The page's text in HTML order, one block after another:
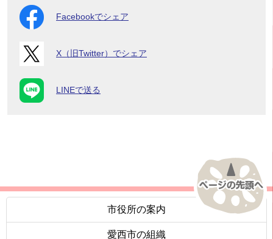
Facebookでシェア
X（旧Twitter）でシェア
LINEで送る
市役所の案内
愛西市の組織